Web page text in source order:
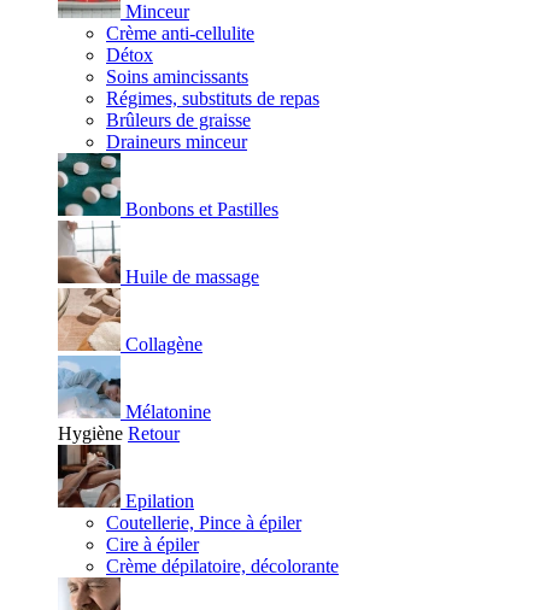
Minceur
Crème anti-cellulite
Détox
Soins amincissants
Régimes, substituts de repas
Brûleurs de graisse
Draineurs minceur
Bonbons et Pastilles
Huile de massage
Collagène
Mélatonine
Hygiène Retour
Epilation
Coutellerie, Pince à épiler
Cire à épiler
Crème dépilatoire, décolorante